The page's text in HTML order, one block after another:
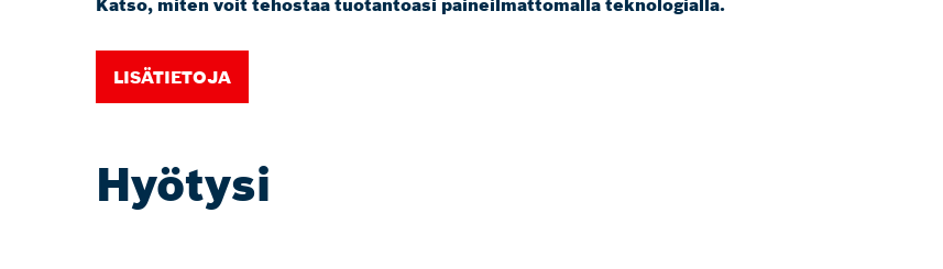
Katso, miten voit tehostaa tuotantoasi paineilmattomalla teknologialla.
LISÄTIETOJA
Hyötysi